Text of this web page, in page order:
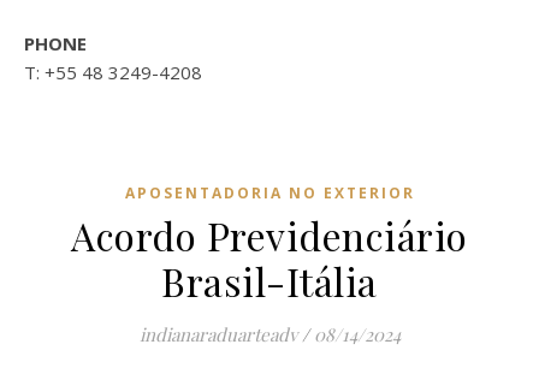
PHONE
T: +55 48 3249-4208
APOSENTADORIA NO EXTERIOR
Acordo Previdenciário
Brasil-Itália
indianaraduarteadv / 08/14/2024